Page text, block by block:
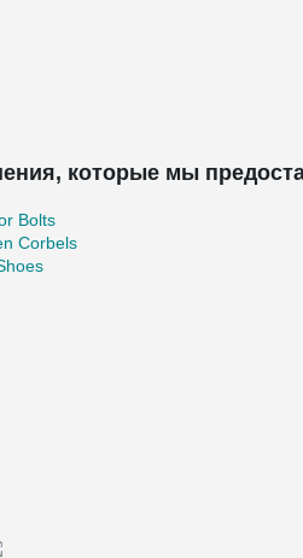
которые мы
Bolts
Corbels